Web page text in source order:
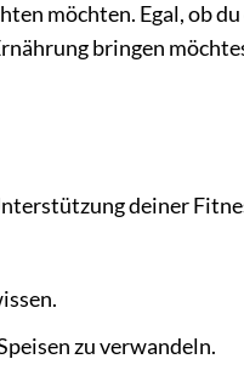
möchten. Egal, ob
bringen
deiner
zu verwandeln.